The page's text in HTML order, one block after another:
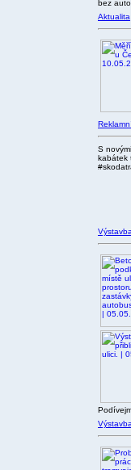
bez
Aktualita
S
kabátek